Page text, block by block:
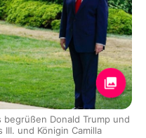
begrüßen Donald Trump und
III. und Königin Camilla